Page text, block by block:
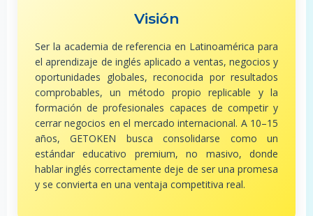
Visión
Ser la academia de referencia en Latinoamérica para
el aprendizaje de inglés aplicado a ventas, negocios y
oportunidades globales, reconocida por resultados
comprobables, un método propio replicable y la
formación de profesionales capaces de competir y
cerrar negocios en el mercado internacional. A 10–15
años, GETOKEN busca consolidarse como un
estándar educativo premium, no masivo, donde
hablar inglés correctamente deje de ser una promesa
y se convierta en una ventaja competitiva real.